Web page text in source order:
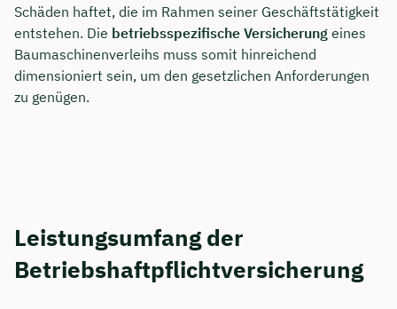
Schäden haftet, die im Rahmen seiner Geschäftstätigkeit
entstehen. Die betriebsspezifische Versicherung eines
Baumaschinenverleihs muss somit hinreichend
dimensioniert sein, um den gesetzlichen Anforderungen
zu genügen.
Leistungsumfang der
Betriebshaftpflichtversicherung